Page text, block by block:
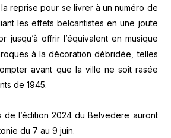
reprise pour se livrer à un numéro de
les effets belcantistes en une joute
jusqu’à offrir l’équivalent en musique
à la décoration débridée, telles
avant que la ville ne soit rasée
de 1945.
de l’édition 2024 du Belvedere auront
du 7 au 9 juin.